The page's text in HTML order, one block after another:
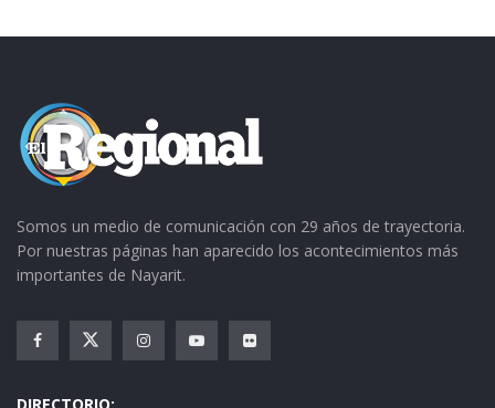
Somos un medio de comunicación con 29 años de trayectoria.
Por nuestras páginas han aparecido los acontecimientos más
importantes de Nayarit.